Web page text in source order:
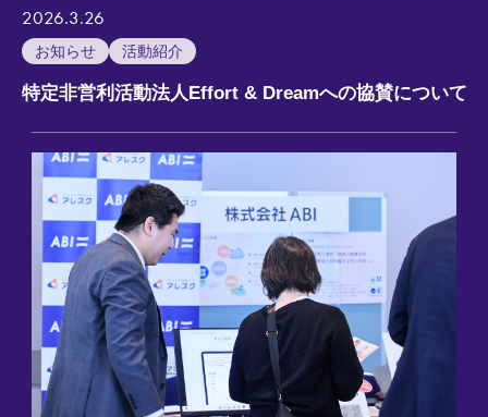
2026.3.26
お知らせ 活動紹介
特定非営利活動法人Effort & Dreamへの協賛について